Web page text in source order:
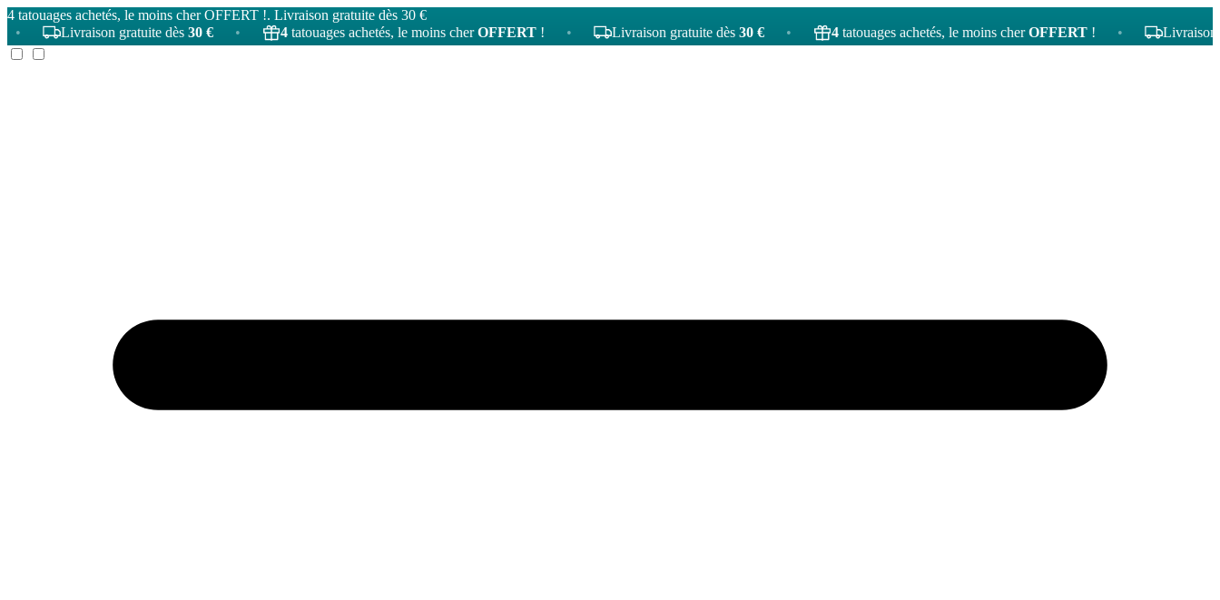
4 tatouages achetés, le moins cher OFFERT !. Livraison gratuite dès 30 €
Livraison gratuite dès30 € • 4 tatouages achetés, le moins cherOFFERT! • Livraison gratuite dès30 € • 4 tatouages achetés, le moins cherOFFERT! • Livraison gratuite